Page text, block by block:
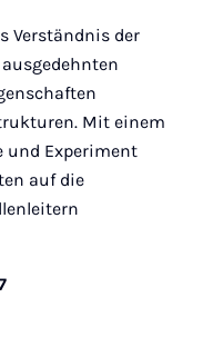
Verständnis der
Mit einem
und Experiment
auf die